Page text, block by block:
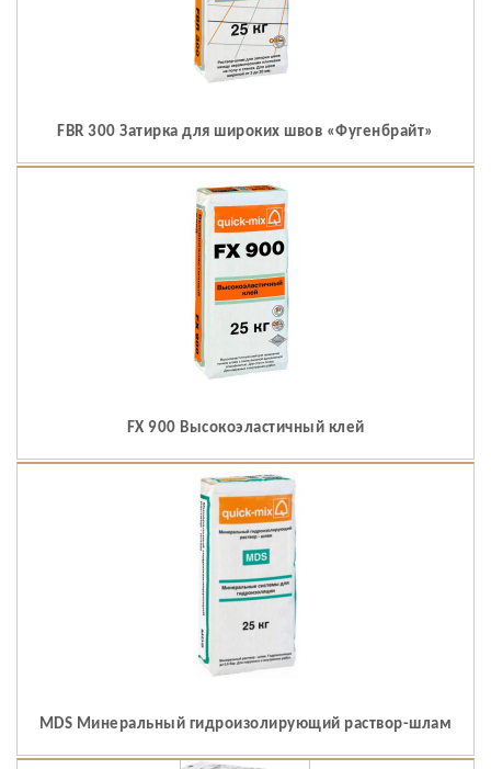
FBR 300 Затирка для широких швов «Фугенбрайт»
FX 900 Высокоэластичный клей
MDS Минеральный гидроизолирующий раствор-шлам